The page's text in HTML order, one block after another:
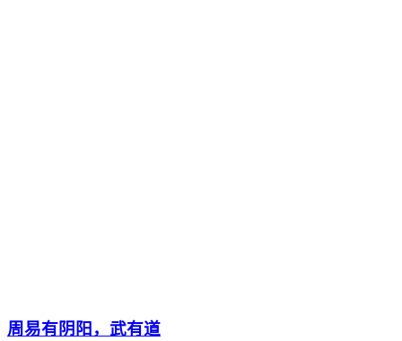
周易有阴阳，武有道